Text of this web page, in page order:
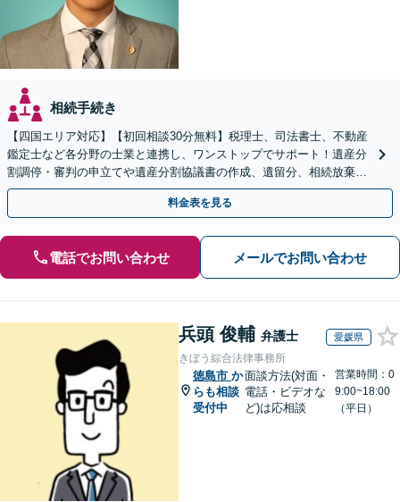
相続手続き
【四国エリア対応】【初回相談30分無料】税理士、司法書士、不動産
鑑定士など各分野の士業と連携し、ワンストップでサポート！遺産分
割調停・審判の申立てや遺産分割協議書の作成、遺留分、相続放棄、
遺言書など幅広いご相談に対応【オンライン面談OK】
料金表を見る
電話でお問い合わせ メールでお問い合わせ
兵頭 俊輔 弁護士 愛媛県
きぼう綜合法律事務所
徳島市 か
らも相談
受付中
面談方法(対面・
電話・ビデオな
ど)は応相談
営業時間：0
9:00~18:00
（平日）